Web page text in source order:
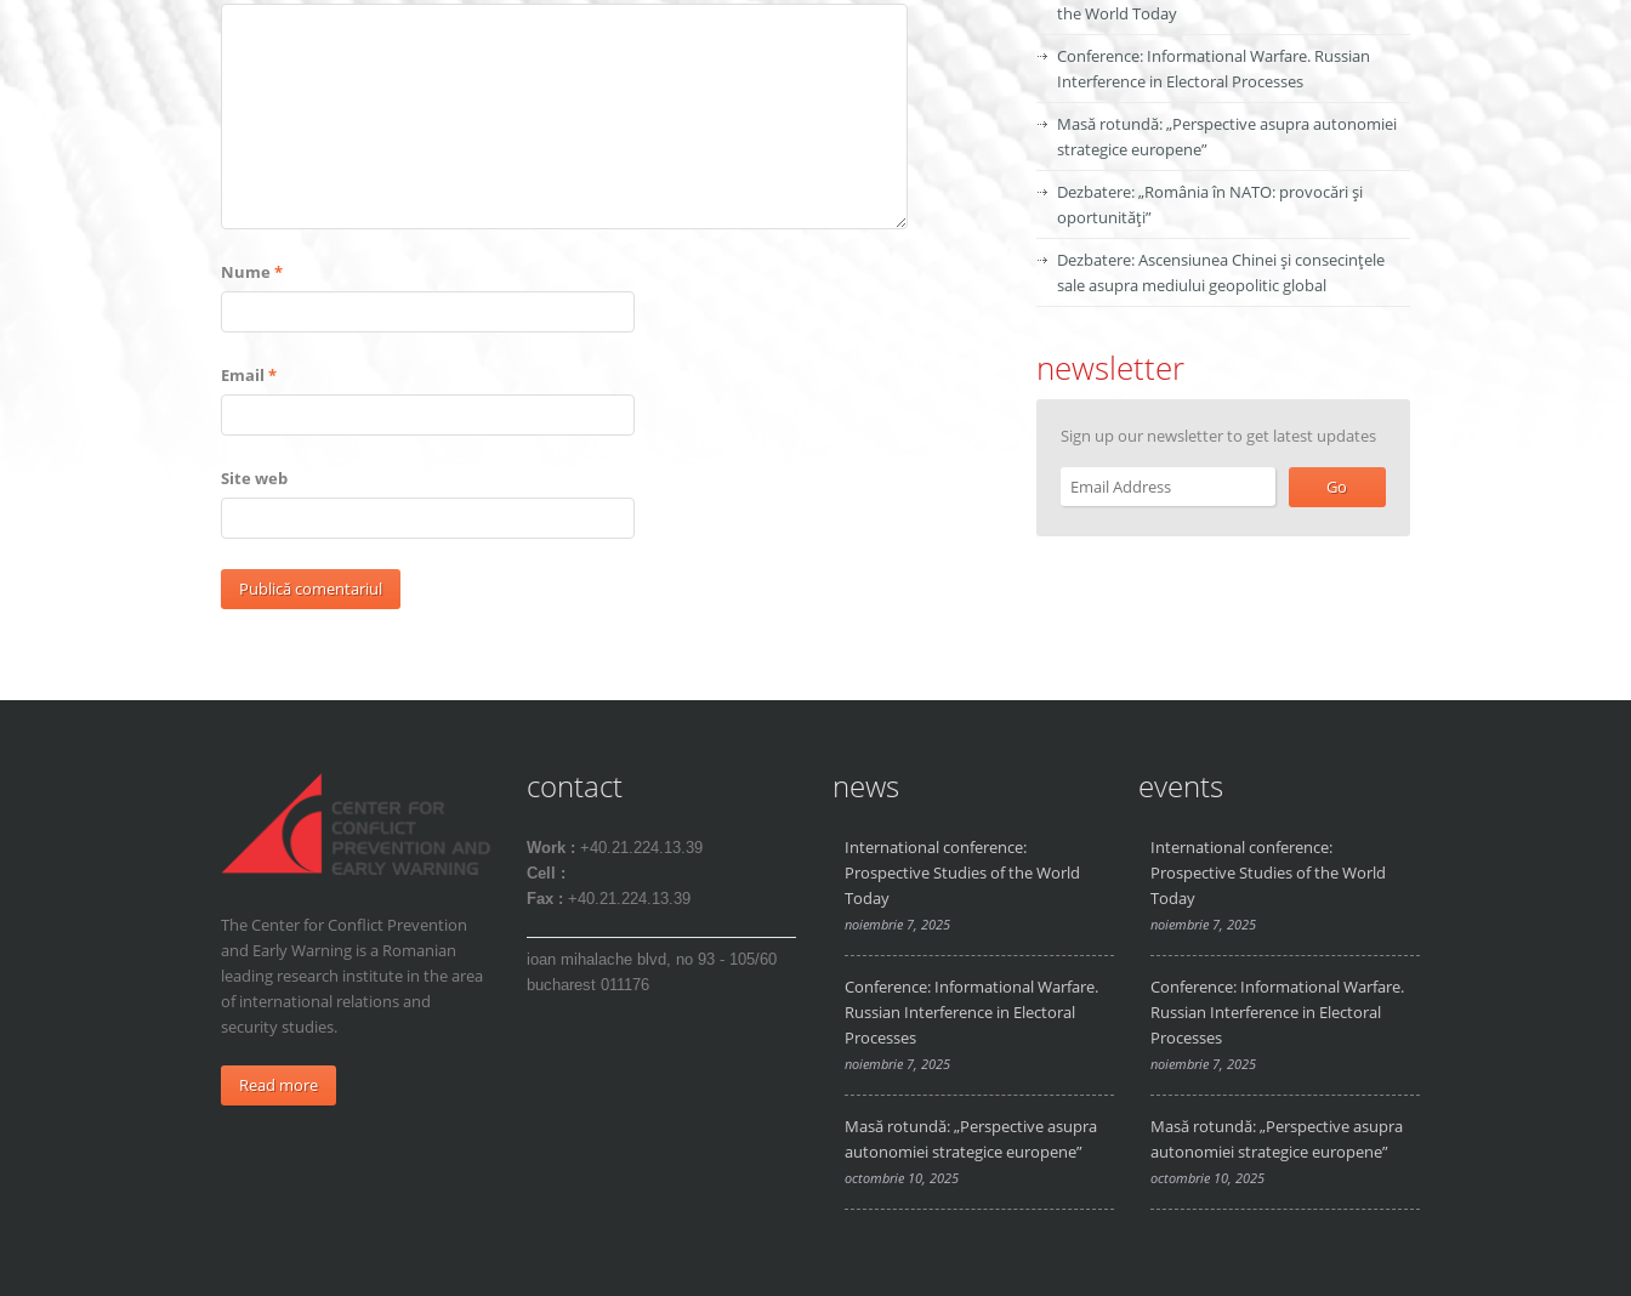
Nume *
Email *
Site web
the World Today
Conference: Informational Warfare. Russian
Interference in Electoral Processes
Masă rotundă: „Perspective asupra autonomiei
strategice europene”
Dezbatere: „România în NATO: provocări și
oportunități”
Dezbatere: Ascensiunea Chinei și consecințele
sale asupra mediului geopolitic global
newsletter
Sign up our newsletter to get latest updates
The Center for Conflict Prevention
and Early Warning is a Romanian
leading research institute in the area
of international relations and
security studies.
Read more
contact
Work : +40.21.224.13.39
Cell :
Fax : +40.21.224.13.39
ioan mihalache blvd, no 93 - 105/60
bucharest 011176
news
International conference:
Prospective Studies of the World
Today
noiembrie 7, 2025
Conference: Informational Warfare.
Russian Interference in Electoral
Processes
noiembrie 7, 2025
Masă rotundă: „Perspective asupra
autonomiei strategice europene”
octombrie 10, 2025
events
International conference:
Prospective Studies of the World
Today
noiembrie 7, 2025
Conference: Informational Warfare.
Russian Interference in Electoral
Processes
noiembrie 7, 2025
Masă rotundă: „Perspective asupra
autonomiei strategice europene”
octombrie 10, 2025